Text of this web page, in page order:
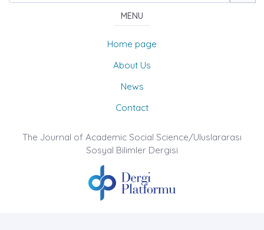
MENU
Home page
About Us
News
Contact
The Journal of Academic Social Science/Uluslararası
Sosyal Bilimler Dergisi